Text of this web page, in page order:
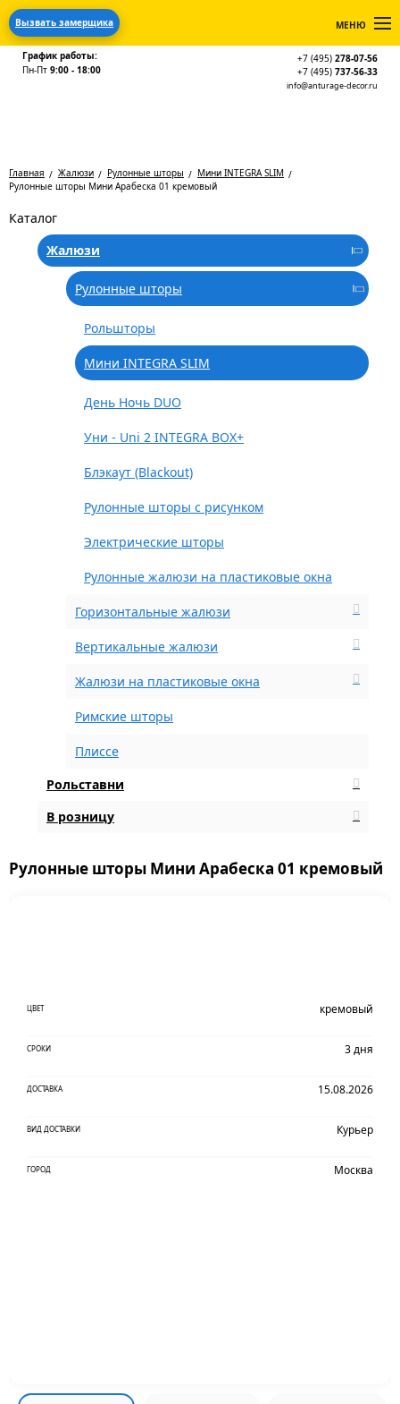
Вызвать замерщика МЕНЮ
График работы:
Пн-Пт 9:00 - 18:00
+7 (495) 278-07-56
+7 (495) 737-56-33
info@anturage-decor.ru
Главная Жалюзи Рулонные шторы
Мини INTEGRA SLIM
Рулонные шторы Мини Арабеска 01 кремовый
Каталог
Жалюзи
Рулонные шторы
Рольшторы
Мини INTEGRA SLIM
День Ночь DUO
Уни - Uni 2 INTEGRA BOX+
Блэкаут (Blackout)
Рулонные шторы с рисунком
Электрические шторы
Рулонные жалюзи на пластиковые окна
Горизонтальные жалюзи
Вертикальные жалюзи
Жалюзи на пластиковые окна
Римские шторы
Плиссе
Рольставни
В розницу
Рулонные шторы Мини Арабеска 01 кремовый
ЦВЕТ кремовый
СРОКИ 3 дня
ДОСТАВКА 15.08.2026
ВИД ДОСТАВКИ Курьер
ГОРОД Москва